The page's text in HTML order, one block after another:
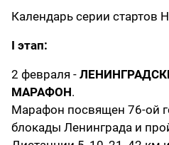
Календарь серии стартов
I этап:
2 февраля -
МАРАФОН.
Марафон посвящен 76-ой
блокады Ленинграда и